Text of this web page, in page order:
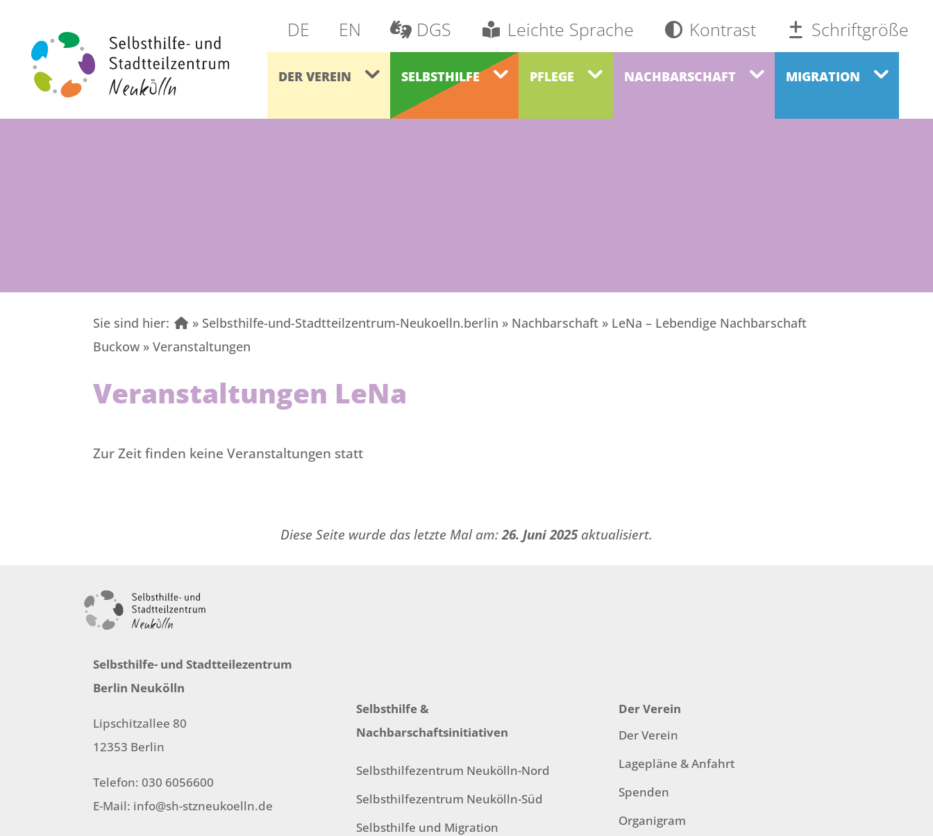
DE EN DGS Leichte Sprache Kontrast Schriftgröße
DER VEREIN SELBSTHILFE PFLEGE NACHBARSCHAFT MIGRATION
Sie sind hier: » Selbsthilfe-und-Stadtteilzentrum-Neukoelln.berlin » Nachbarschaft» LeNa – Lebendige Nachbarschaft
Buckow »Veranstaltungen
Veranstaltungen LeNa
Zur Zeit finden keine Veranstaltungen statt
Diese Seite wurde das letzte Mal am:26. Juni 2025aktualisiert.
Selbsthilfe- und Stadtteilezentrum
Berlin Neukölln
Lipschitzallee 80
12353 Berlin
Telefon: 030 6056600
E-Mail: info@sh-stzneukoelln.de
Selbsthilfe &
Nachbarschaftsinitiativen
Selbsthilfezentrum Neukölln-Nord
Selbsthilfezentrum Neukölln-Süd
Selbsthilfe und Migration
Der Verein
Der Verein
Lagepläne & Anfahrt
Spenden
Organigram